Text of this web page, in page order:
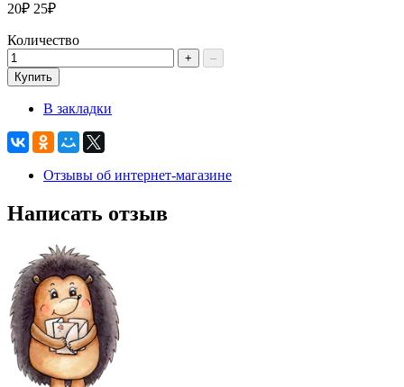
20₽ 25₽
Количество
+
–
Купить
В закладки
Отзывы об интернет-магазине
Написать отзыв